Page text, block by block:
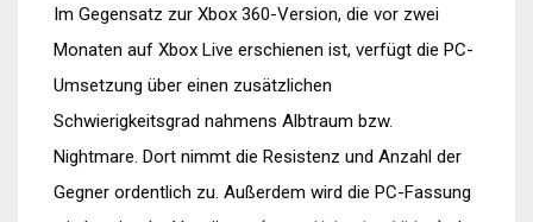
Im Gegensatz zur Xbox 360-Version, die vor zwei
Monaten auf Xbox Live erschienen ist, verfügt die PC-
Umsetzung über einen zusätzlichen
Schwierigkeitsgrad nahmens Albtraum bzw.
Nightmare. Dort nimmt die Resistenz und Anzahl der
Gegner ordentlich zu. Außerdem wird die PC-Fassung